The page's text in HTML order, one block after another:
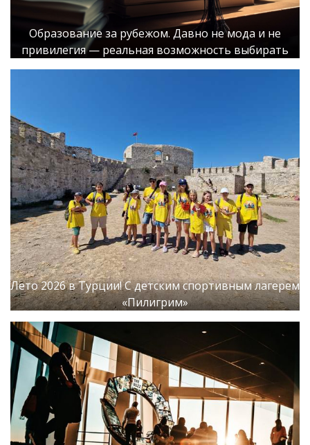
Образование за рубежом. Давно не мода и не
привилегия — реальная возможность выбирать
Лето 2026 в Турции! С детским спортивным лагерем
«Пилигрим»